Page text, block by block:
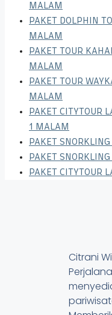
MALAM
PAKET DOLPHIN
MALAM
PAKET TOUR
MALAM
PAKET TOUR
MALAM
PAKET CITYTOUR
1 MALAM
PAKET
PAKET
PAKET CITYTOUR
Citrani